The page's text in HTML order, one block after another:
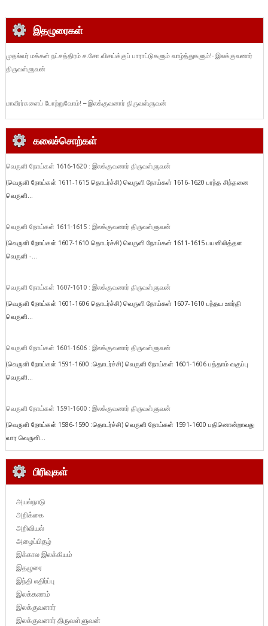
இதழுரைகள்
முதல்வர் மக்கள் நட்சத்திரம் ச.சோ.விசய்க்குப் பாராட்டுகளும் வாழ்த்துகளும்!- இலக்குவனார்
திருவள்ளுவன்
மாவீரர்களைப் போற்றுவோம்! – இலக்குவனார் திருவள்ளுவன்
கலைச்சொற்கள்
வெருளி நோய்கள் 1616-1620 : இலக்குவனார் திருவள்ளுவன்
(வெருளி நோய்கள் 1611-1615 தொடர்ச்சி) வெருளி நோய்கள் 1616-1620 பரந்த சிந்தனை
வெருளி...
வெருளி நோய்கள் 1611-1615 : இலக்குவனார் திருவள்ளுவன்
(வெருளி நோய்கள் 1607-1610 தொடர்ச்சி) வெருளி நோய்கள் 1611-1615 பயனிலித்தள
வெருளி -...
வெருளி நோய்கள் 1607-1610 : இலக்குவனார் திருவள்ளுவன்
(வெருளி நோய்கள் 1601-1606 தொடர்ச்சி) வெருளி நோய்கள் 1607-1610 பந்தய ஊர்தி
வெருளி...
வெருளி நோய்கள் 1601-1606 : இலக்குவனார் திருவள்ளுவன்
(வெருளி நோய்கள் 1591-1600 :தொடர்ச்சி) வெருளி நோய்கள் 1601-1606 பத்தாம் வகுப்பு
வெருளி...
வெருளி நோய்கள் 1591-1600 : இலக்குவனார் திருவள்ளுவன்
(வெருளி நோய்கள் 1586-1590 :தொடர்ச்சி) வெருளி நோய்கள் 1591-1600 பதினொன்றாவது
வார வெருளி...
பிரிவுகள்
அயல்நாடு
அறிக்கை
அறிவியல்
அழைப்பிதழ்
இக்கால இலக்கியம்
இதழுரை
இந்தி எதிர்ப்பு
இலக்கணம்
இலக்குவனார்
இலக்குவனார் திருவள்ளுவன்